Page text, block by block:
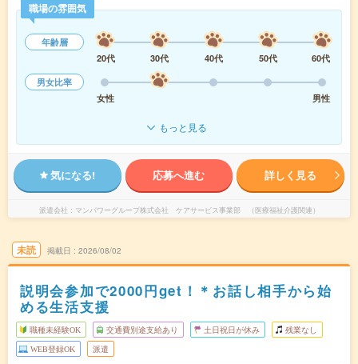
職場の雰囲気
年齢層
20代
30代 40代 50代
60代
男女比率
女性
男性
もっと見る
気になる! 応募へ進む 詳しく見る
派遣会社 マンパワーグループ株式会社 ケアサービス事業部 （医療福祉介護関連）
未読 掲載日 2026/08/02
説明会参加で2000円get！＊お話し相手から始
める生活支援
職種未経験OK 交通費別途支給あり 土日祝日が休み 残業なし
WEB登録OK 派遣